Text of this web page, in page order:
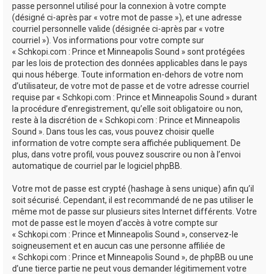
passe personnel utilisé pour la connexion à votre compte
(désigné ci-après par « votre mot de passe »), et une adresse
courriel personnelle valide (désignée ci-après par « votre
courriel »). Vos informations pour votre compte sur
« Schkopi.com : Prince et Minneapolis Sound » sont protégées
par les lois de protection des données applicables dans le pays
qui nous héberge. Toute information en-dehors de votre nom
d’utilisateur, de votre mot de passe et de votre adresse courriel
requise par « Schkopi.com : Prince et Minneapolis Sound » durant
la procédure d’enregistrement, qu’elle soit obligatoire ou non,
reste à la discrétion de « Schkopi.com : Prince et Minneapolis
Sound ». Dans tous les cas, vous pouvez choisir quelle
information de votre compte sera affichée publiquement. De
plus, dans votre profil, vous pouvez souscrire ou non à l’envoi
automatique de courriel par le logiciel phpBB.
Votre mot de passe est crypté (hashage à sens unique) afin qu’il
soit sécurisé. Cependant, il est recommandé de ne pas utiliser le
même mot de passe sur plusieurs sites Internet différents. Votre
mot de passe est le moyen d’accès à votre compte sur
« Schkopi.com : Prince et Minneapolis Sound », conservez-le
soigneusement et en aucun cas une personne affiliée de
« Schkopi.com : Prince et Minneapolis Sound », de phpBB ou une
d’une tierce partie ne peut vous demander légitimement votre